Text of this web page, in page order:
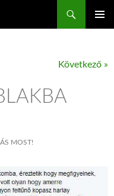
Következő »
MOST!